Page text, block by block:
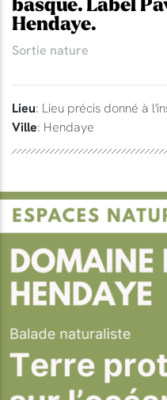
basque. Label
Hendaye.
Sortie nature
Lieu: Lieu précis donné à
Ville: Hendaye